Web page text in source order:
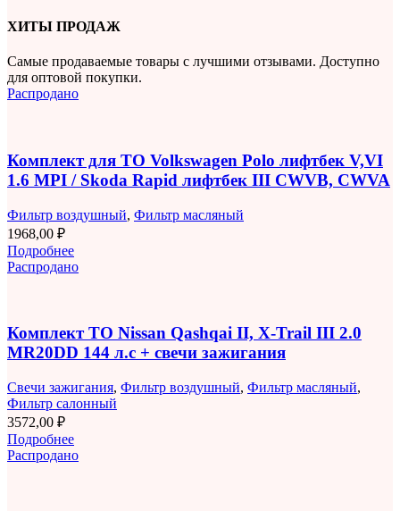
ХИТЫ ПРОДАЖ
Самые продаваемые товары с лучшими отзывами. Доступно
для оптовой покупки.
Распродано
Комплект для ТО Volkswagen Polo лифтбек V,VI
1.6 MPI / Skoda Rapid лифтбек III CWVB, CWVA
Фильтр воздушный, Фильтр масляный
1968,00 ₽
Подробнее
Распродано
Комплект ТО Nissan Qashqai II, X-Trail III 2.0
MR20DD 144 л.с + свечи зажигания
Свечи зажигания, Фильтр воздушный, Фильтр масляный,
Фильтр салонный
3572,00 ₽
Подробнее
Распродано